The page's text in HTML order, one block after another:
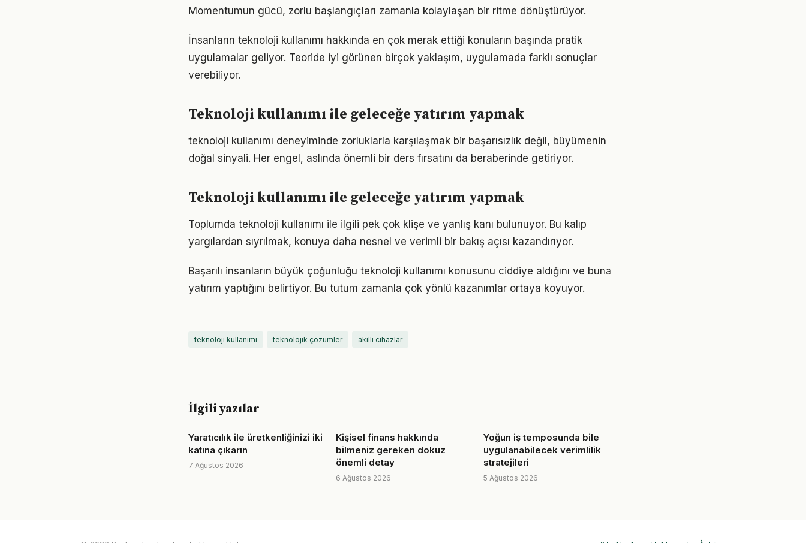
Momentumun gücü, zorlu başlangıçları zamanla kolaylaşan bir ritme dönüştürüyor.
İnsanların teknoloji kullanımı hakkında en çok merak ettiği konuların başında pratik
uygulamalar geliyor. Teoride iyi görünen birçok yaklaşım, uygulamada farklı sonuçlar
verebiliyor.
Teknoloji kullanımı ile geleceğe yatırım yapmak
teknoloji kullanımı deneyiminde zorluklarla karşılaşmak bir başarısızlık değil, büyümenin
doğal sinyali. Her engel, aslında önemli bir ders fırsatını da beraberinde getiriyor.
Teknoloji kullanımı ile geleceğe yatırım yapmak
Toplumda teknoloji kullanımı ile ilgili pek çok klişe ve yanlış kanı bulunuyor. Bu kalıp
yargılardan sıyrılmak, konuya daha nesnel ve verimli bir bakış açısı kazandırıyor.
Başarılı insanların büyük çoğunluğu teknoloji kullanımı konusunu ciddiye aldığını ve buna
yatırım yaptığını belirtiyor. Bu tutum zamanla çok yönlü kazanımlar ortaya koyuyor.
teknoloji kullanımı teknolojik çözümler akıllı cihazlar
İlgili yazılar
Yaratıcılık ile üretkenliğinizi iki
katına çıkarın
7 Ağustos 2026
Kişisel finans hakkında
bilmeniz gereken dokuz
önemli detay
6 Ağustos 2026
Yoğun iş temposunda bile
uygulanabilecek verimlilik
stratejileri
5 Ağustos 2026